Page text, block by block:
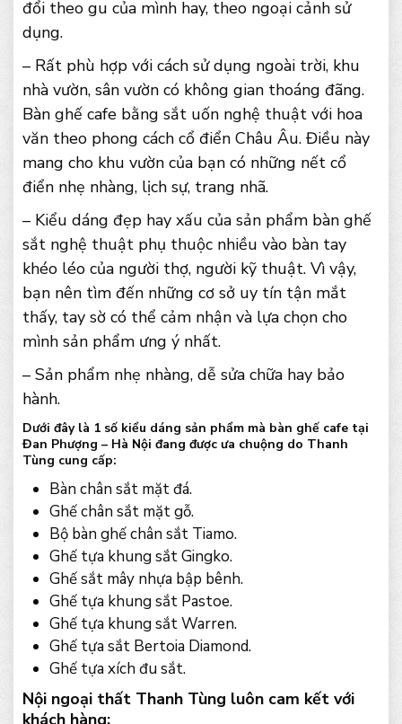
đổi theo gu của mình hay, theo ngoại cảnh sử
dụng.
– Rất phù hợp với cách sử dụng ngoài trời, khu
nhà vườn, sân vườn có không gian thoáng đãng.
Bàn ghế cafe bằng sắt uốn nghệ thuật với hoa
văn theo phong cách cổ điển Châu Âu. Điều này
mang cho khu vườn của bạn có những nết cổ
điển nhẹ nhàng, lịch sự, trang nhã.
– Kiểu dáng đẹp hay xấu của sản phẩm bàn ghế
sắt nghệ thuật phụ thuộc nhiều vào bàn tay
khéo léo của người thợ, người kỹ thuật. Vì vậy,
bạn nên tìm đến những cơ sở uy tín tận mắt
thấy, tay sờ có thể cảm nhận và lựa chọn cho
mình sản phẩm ưng ý nhất.
– Sản phẩm nhẹ nhàng, dễ sửa chữa hay bảo
hành.
Dưới đây là 1 số kiểu dáng sản phẩm mà bàn ghế cafe tại
Đan Phượng – Hà Nội đang được ưa chuộng do Thanh
Tùng cung cấp:
Bàn chân sắt mặt đá.
Ghế chân sắt mặt gỗ.
Bộ bàn ghế chân sắt Tiamo.
Ghế tựa khung sắt Gingko.
Ghế sắt mây nhựa bập bênh.
Ghế tựa khung sắt Pastoe.
Ghế tựa khung sắt Warren.
Ghế tựa sắt Bertoia Diamond.
Ghế tựa xích đu sắt.
Nội ngoại thất Thanh Tùng luôn cam kết với
khách hàng: